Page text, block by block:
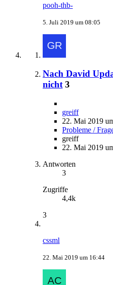
pooh-thb-
5. Juli 2019 um 08:05
Nach David
nicht 3
greiff
22. Mai 2019
Probleme /
greiff
22. Mai 2019
Antworten
3
Zugriffe
4,4k
3
cssml
22. Mai 2019 um 16:44